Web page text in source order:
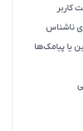
کاربر
ناشناس
یا پیامک‌ها